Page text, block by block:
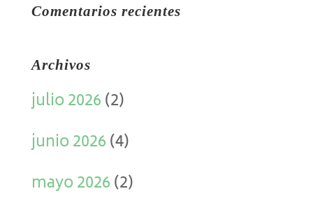
Comentarios recientes
Archivos
julio 2026(2)
junio 2026(4)
mayo 2026(2)